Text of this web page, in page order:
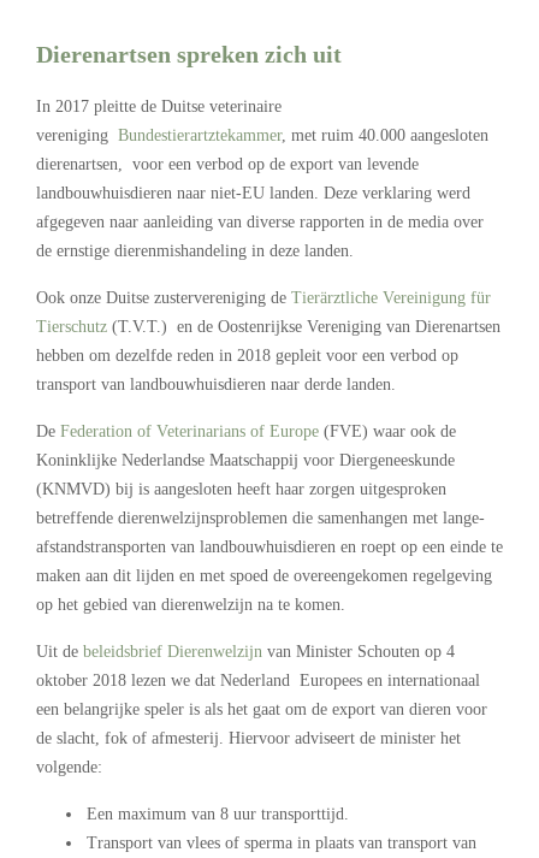
Dierenartsen spreken zich uit
In 2017 pleitte de Duitse veterinaire
vereniging Bundestierartztekammer, met ruim 40.000 aangesloten
dierenartsen, voor een verbod op de export van levende
landbouwhuisdieren naar niet-EU landen. Deze verklaring werd
afgegeven naar aanleiding van diverse rapporten in de media over
de ernstige dierenmishandeling in deze landen.
Ook onze Duitse zustervereniging de Tierärztliche Vereinigung für
Tierschutz (T.V.T.) en de Oostenrijkse Vereniging van Dierenartsen
hebben om dezelfde reden in 2018 gepleit voor een verbod op
transport van landbouwhuisdieren naar derde landen.
De Federation of Veterinarians of Europe (FVE) waar ook de
Koninklijke Nederlandse Maatschappij voor Diergeneeskunde
(KNMVD) bij is aangesloten heeft haar zorgen uitgesproken
betreffende dierenwelzijnsproblemen die samenhangen met lange-
afstandstransporten van landbouwhuisdieren en roept op een einde te
maken aan dit lijden en met spoed de overeengekomen regelgeving
op het gebied van dierenwelzijn na te komen.
Uit de beleidsbrief Dierenwelzijn van Minister Schouten op 4
oktober 2018 lezen we dat Nederland Europees en internationaal
een belangrijke speler is als het gaat om de export van dieren voor
de slacht, fok of afmesterij. Hiervoor adviseert de minister het
volgende:
Een maximum van 8 uur transporttijd.
Transport van vlees of sperma in plaats van transport van